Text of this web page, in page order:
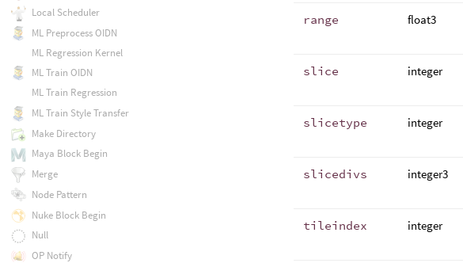
range float3
slice integer
slicetype integer
slicedivs integer3
tileindex integer
Local Scheduler
ML Preprocess OIDN
ML Regression Kernel
ML Train OIDN
ML Train Regression
ML Train Style Transfer
Make Directory
Maya Block Begin
Merge
Node Pattern
Nuke Block Begin
Null
OP Notify